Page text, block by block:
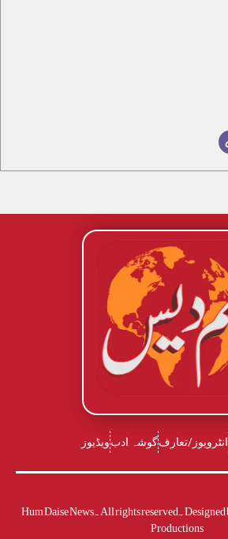
انٹرویوز/تعارفگوشہ ادبویڈیوز
Productions